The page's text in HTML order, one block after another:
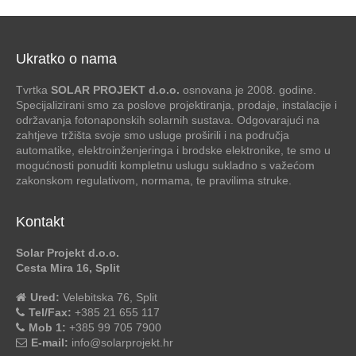
Ukratko o nama
Tvrtka SOLAR PROJEKT d.o.o. osnovana je 2008. godine.
Specijalizirani smo za poslove projektiranja, prodaje, instalacije i
održavanja fotonaponskih solarnih sustava. Odgovarajući na
zahtjeve tržišta svoje smo usluge proširili i na područja
automatike, elektroinženjeringa i brodske elektronike, te smo u
mogućnosti ponuditi kompletnu uslugu sukladno s važećom
zakonskom regulativom, normama, te pravilima struke.
Kontakt
Solar Projekt d.o.o.
Cesta Mira 16, Split
Ured: Velebitska 76, Split
Tel/Fax: +385 21 655 117
Mob 1: +385 99 705 7900
E-mail: info@solarprojekt.hr